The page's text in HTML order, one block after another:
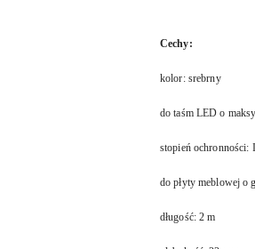
Cechy:
kolor: srebrny
do taśm LED o
stopień ochronności:
do płyty meblowej o
długość: 2 m